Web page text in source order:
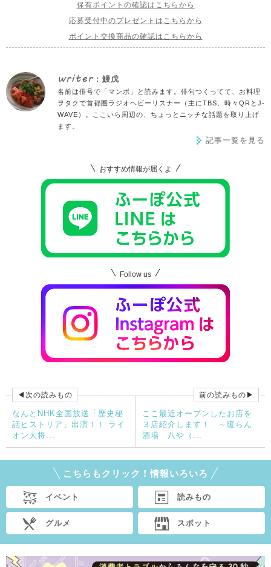
保有ポイントの確認はこちらから
応募受付中のプレゼントはこちらから
ポイント交換商品の確認はこちらから
writer : 鰻戊
名前は俳号で「マンボ」と読みます。俳句つくってて、お料理
ヲタクで首都圏ラジオヘビーリスナー（主にTBS、時々QRとJ-
WAVE）。ここいら周辺の、ちょっとニッチな話題を取り上げ
ます。
記事一覧を見る
おすすめ情報が届くよ
Follow us
◀次の読みもの
なんとNHK全国放送「歴史秘
話ヒストリア」出演！！ ライ
オン大将...
前の読みもの▶
ここ最近オープンしたお店を
３店紹介します！ ～暖らん
酒場 八や（...
こちらもクリック！情報いろいろ
イベント 読みもの
グルメ スポット